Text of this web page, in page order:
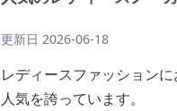
更新日 2026-06-18
レディースファッション
人気を誇っています。